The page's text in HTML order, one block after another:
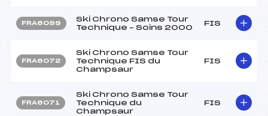
FRA6099
Ski Chrono Samse Tour
Technique – Soins 2000
FIS
FRA6072
Ski Chrono Samse Tour
Technique FIS du
Champsaur
FIS
FRA6071
Ski Chrono Samse Tour
Technique du
Champsaur
FIS